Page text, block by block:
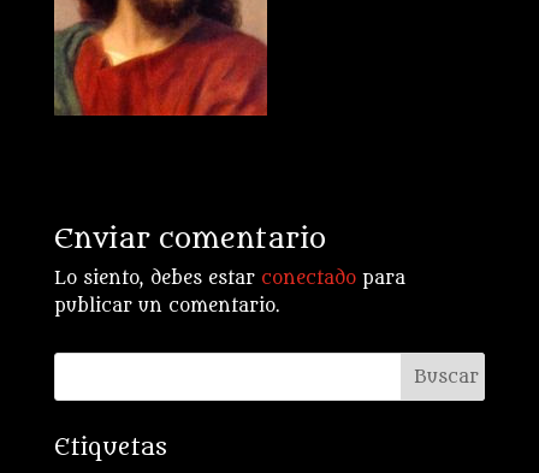
Enviar comentario
Lo siento, debes estar conectadopara
publicar un comentario.
Etiquetas